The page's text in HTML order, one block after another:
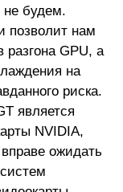
не будем.
позволит нам
разгона GPU, а
на
риска.
является
NVIDIA,
ожидать